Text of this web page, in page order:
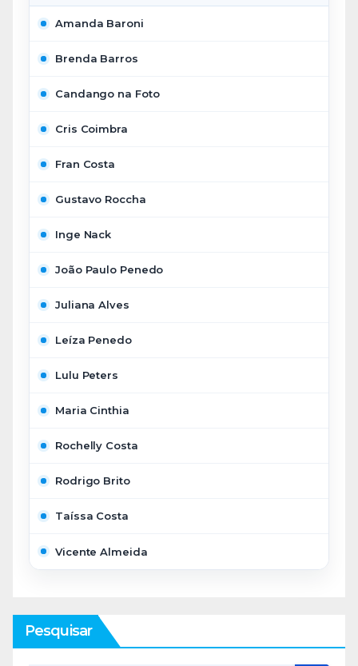
Amanda Baroni
Brenda Barros
Candango na Foto
Cris Coimbra
Fran Costa
Gustavo Roccha
Inge Nack
João Paulo Penedo
Juliana Alves
Leíza Penedo
Lulu Peters
Maria Cinthia
Rochelly Costa
Rodrigo Brito
Taíssa Costa
Vicente Almeida
Pesquisar